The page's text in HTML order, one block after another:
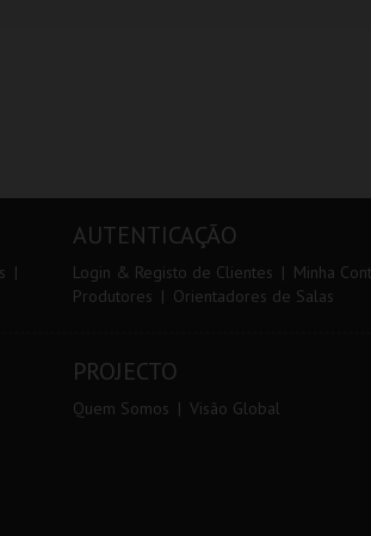
AUTENTICAÇÃO
Login & Registo de Clientes
Minha
Produtores
Orientadores de Salas
PROJECTO
Quem Somos Visão Global